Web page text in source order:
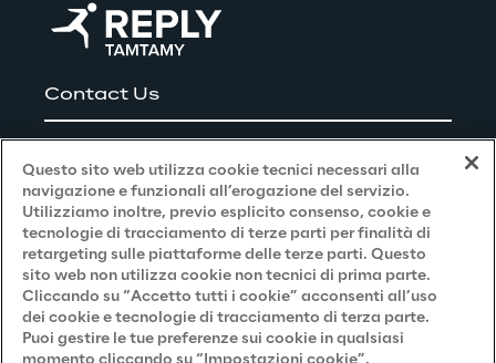
Contact Us
Privacy and Legal
Privacy & Cookie Policy
Privacy Notice(Candidato)
Questo sito web utilizza cookie tecnici necessari alla
navigazione e funzionali all’erogazione del servizio.
Utilizziamo inoltre, previo esplicito consenso, cookie e
tecnologie di tracciamento di terze parti per finalità di
retargeting sulle piattaforme delle terze parti. Questo
sito web non utilizza cookie non tecnici di prima parte.
Cliccando su “Accetto tutti i cookie” acconsenti all’uso
dei cookie e tecnologie di tracciamento di terza parte.
Puoi gestire le tue preferenze sui cookie in qualsiasi